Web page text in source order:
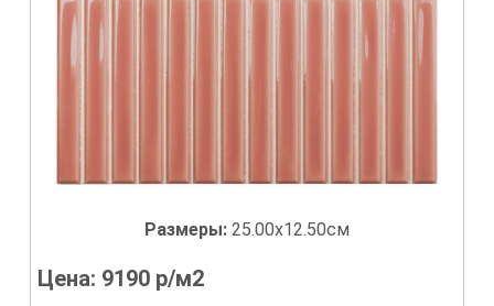
Размеры: 25.00x12.50см
Цена: 9190 р/м2